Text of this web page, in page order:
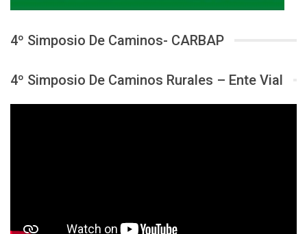
4º Simposio De Caminos- CARBAP
4º Simposio De Caminos Rurales – Ente Vial